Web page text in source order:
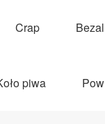
Crap
piwa